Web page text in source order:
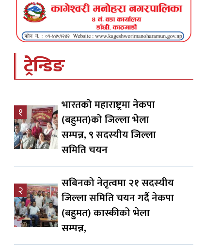
ट्रेन्डिङ
१
भारतको महाराष्ट्रमा नेकपा
(बहुमत)को जिल्ला भेला
सम्पन्न, ९ सदस्यीय जिल्ला
समिति चयन
२
सबिनको नेतृत्वमा २१ सदस्यीय
जिल्ला समिति चयन गर्दै नेकपा
(बहुमत) कास्कीको भेला
सम्पन्न,